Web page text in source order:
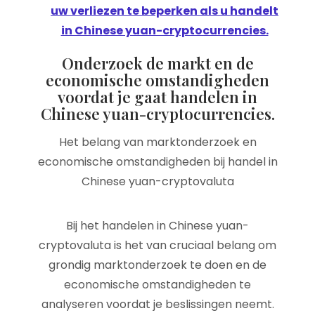
uw verliezen te beperken als u handelt
in Chinese yuan-cryptocurrencies.
Onderzoek de markt en de
economische omstandigheden
voordat je gaat handelen in
Chinese yuan-cryptocurrencies.
Het belang van marktonderzoek en
economische omstandigheden bij handel in
Chinese yuan-cryptovaluta
Bij het handelen in Chinese yuan-
cryptovaluta is het van cruciaal belang om
grondig marktonderzoek te doen en de
economische omstandigheden te
analyseren voordat je beslissingen neemt.